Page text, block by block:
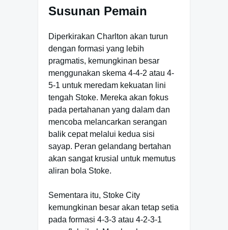
Susunan Pemain
Diperkirakan Charlton akan turun
dengan formasi yang lebih
pragmatis, kemungkinan besar
menggunakan skema 4-4-2 atau 4-
5-1 untuk meredam kekuatan lini
tengah Stoke. Mereka akan fokus
pada pertahanan yang dalam dan
mencoba melancarkan serangan
balik cepat melalui kedua sisi
sayap. Peran gelandang bertahan
akan sangat krusial untuk memutus
aliran bola Stoke.
Sementara itu, Stoke City
kemungkinan besar akan tetap setia
pada formasi 4-3-3 atau 4-2-3-1